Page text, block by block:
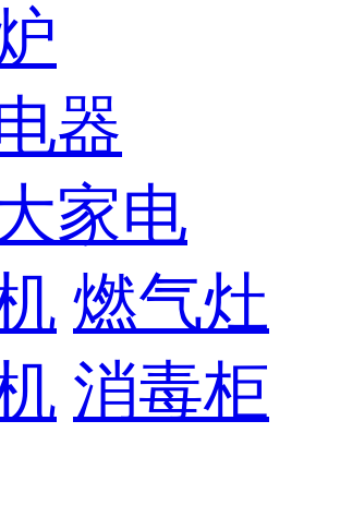
器
家电
燃气灶
消毒柜